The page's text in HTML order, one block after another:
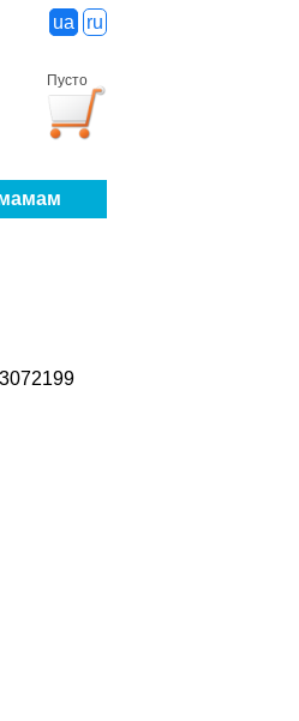
ua ru
Пусто
мамам